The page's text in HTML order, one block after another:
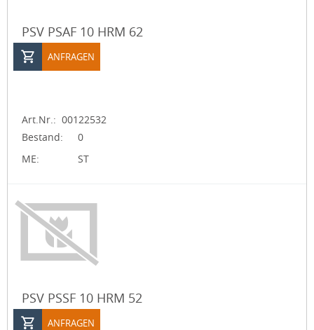
PSV PSAF 10 HRM 62
ANFRAGEN
Art.Nr.: 00122532
Bestand:
0
ME:
ST
PSV PSSF 10 HRM 52
ANFRAGEN